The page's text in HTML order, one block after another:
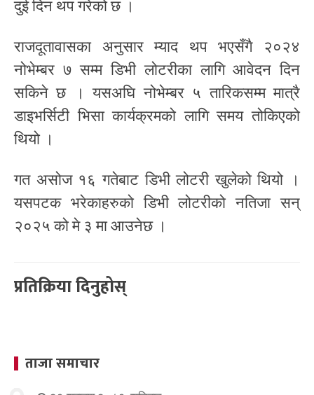
दुई दिन थप गरेको छ ।
राजदूतावासका अनुसार म्याद थप भएसँगै २०२४
नोभेम्बर ७ सम्म डिभी लोटरीका लागि आवेदन दिन
सकिने छ । यसअघि नोभेम्बर ५ तारिकसम्म मात्रै
डाइभर्सिटी भिसा कार्यक्रमको लागि समय तोकिएको
थियो ।
गत असोज १६ गतेबाट डिभी लोटरी खुलेको थियो ।
यसपटक भरेकाहरुको डिभी लोटरीको नतिजा सन्
२०२५ को मे ३ मा आउनेछ ।
प्रतिक्रिया दिनुहोस्
ताजा समाचार